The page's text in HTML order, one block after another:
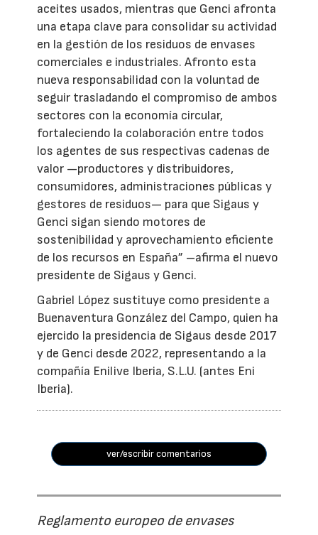
aceites usados, mientras que Genci afronta
una etapa clave para consolidar su actividad
en la gestión de los residuos de envases
comerciales e industriales. Afronto esta
nueva responsabilidad con la voluntad de
seguir trasladando el compromiso de ambos
sectores con la economía circular,
fortaleciendo la colaboración entre todos
los agentes de sus respectivas cadenas de
valor —productores y distribuidores,
consumidores, administraciones públicas y
gestores de residuos— para que Sigaus y
Genci sigan siendo motores de
sostenibilidad y aprovechamiento eficiente
de los recursos en España” –afirma el nuevo
presidente de Sigaus y Genci.
Gabriel López sustituye como presidente a
Buenaventura González del Campo, quien ha
ejercido la presidencia de Sigaus desde 2017
y de Genci desde 2022, representando a la
compañía Enilive Iberia, S.L.U. (antes Eni
Iberia).
ver/escribir comentarios
Reglamento europeo de envases